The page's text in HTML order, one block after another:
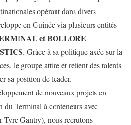
opérant dans divers
en Guinée via plusieurs entités
et BOLLORE
. Grâce à sa politique axée sur la
le groupe attire et retient des talents
sa position de leader.
de nouveaux projets en
du Terminal à conteneurs avec
Tyre Gantry), nous recrutons